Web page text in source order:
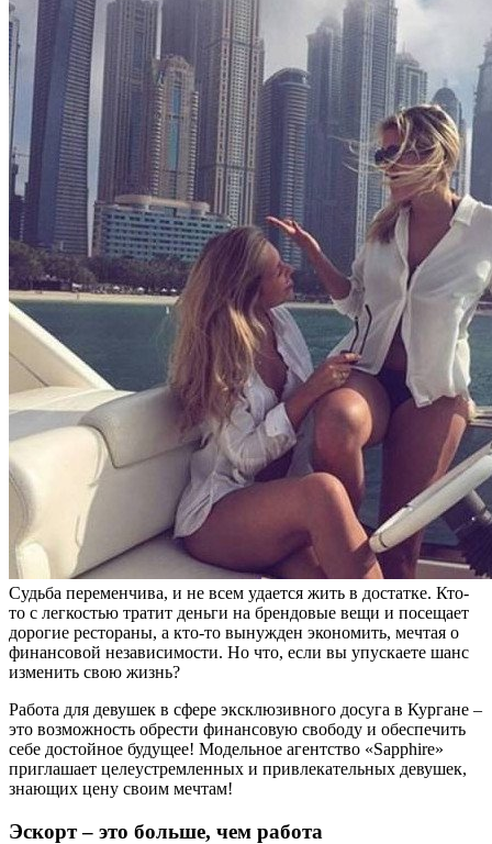
Судьба переменчива, и не всем удается жить в достатке. Кто-
то с легкостью тратит деньги на брендовые вещи и посещает
дорогие рестораны, а кто-то вынужден экономить, мечтая о
финансовой независимости. Но что, если вы упускаете шанс
изменить свою жизнь?
Работа для девушек в сфере эксклюзивного досуга в Кургане –
это возможность обрести финансовую свободу и обеспечить
себе достойное будущее! Модельное агентство «Sapphire»
приглашает целеустремленных и привлекательных девушек,
знающих цену своим мечтам!
Эскорт – это больше, чем работа